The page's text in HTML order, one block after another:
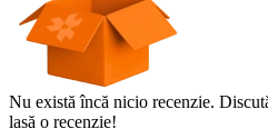
Nu există încă nicio recenzie.
lasă o recenzie!